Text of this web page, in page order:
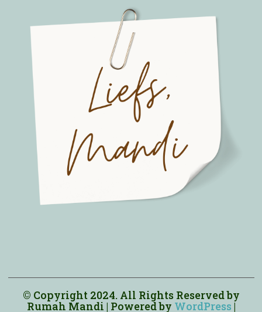
© Copyright 2024. All Rights Reserved by
Rumah Mandi | Powered by WordPress |